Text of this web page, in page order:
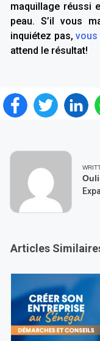
maquillage réussi
peau. S’il vous
inquiétez pas, vous
attend le résultat!
Articles